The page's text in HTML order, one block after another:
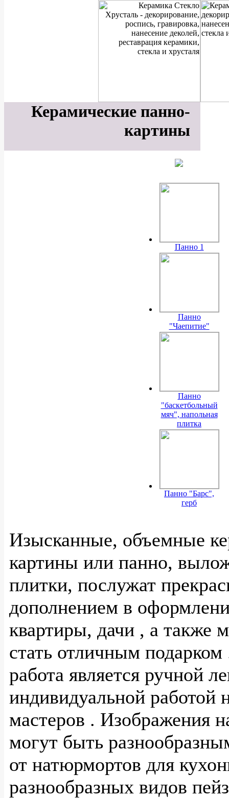
Керамические панно-
картины
Панно 1
Панно
"Чаепитие"
Панно
"баскетбольный
мяч", напольная
плитка
Панно "Барс",
герб
Изысканные, объемные
картины или панно,
плитки, послужат
дополнением в
квартиры, дачи , а также
стать отличным
работа является ручной
индивидуальной работой
мастеров . Изображения
могут быть
от натюрмортов для
разнообразных видов